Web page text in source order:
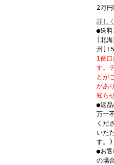
2万
詳し
●送料
[北
州
1個
す。
どが
があ
知ら
●返品
万一
くだ
いた
す。)
●お客
の場